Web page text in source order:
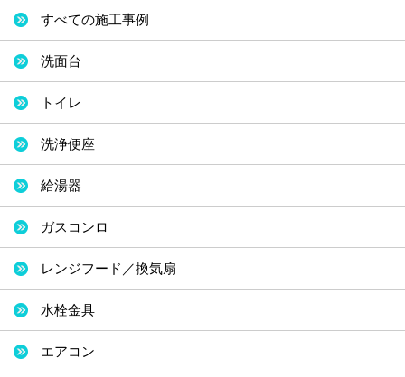
すべての施工事例
洗面台
トイレ
洗浄便座
給湯器
ガスコンロ
レンジフード／換気扇
水栓金具
エアコン